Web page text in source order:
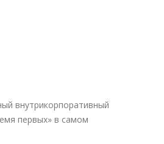
внутрикорпоративный
первых» в самом